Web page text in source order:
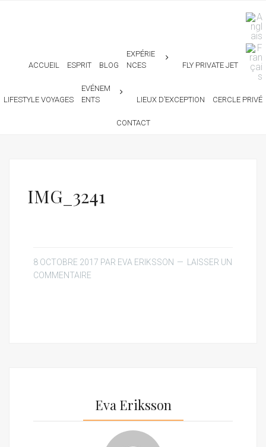
ACCUEIL ESPRIT BLOG
EXPÉRIE
NCES
FLY PRIVATE JET
LIFESTYLE VOYAGES
EVÉNEM
ENTS
LIEUX D’EXCEPTION CERCLE PRIVÉ
CONTACT
IMG_3241
8 OCTOBRE 2017 PAR EVA ERIKSSON
LAISSER UN
COMMENTAIRE
Eva Eriksson